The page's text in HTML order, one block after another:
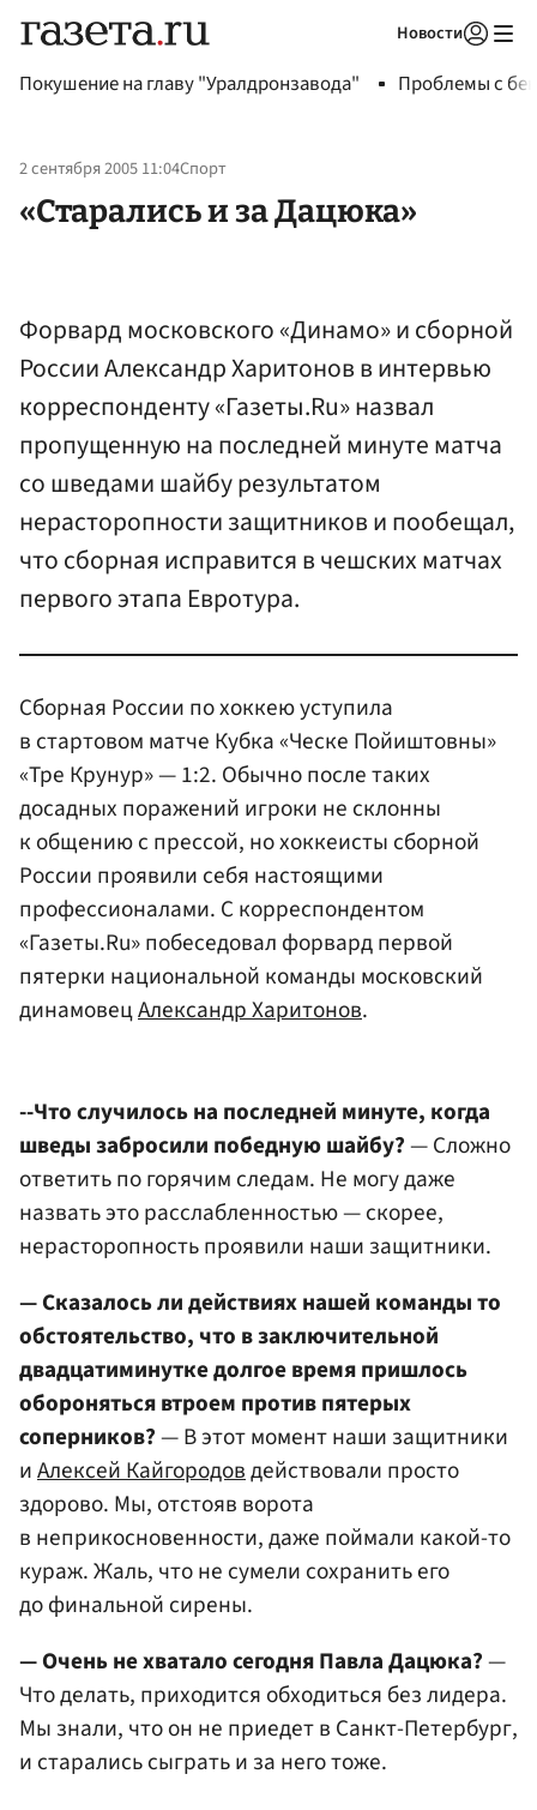
Новости
Покушение на главу "Уралдронзавода" Проблемы с
2 сентября 2005 11:04Спорт
«Старались и за Дацюка»
Форвард московского «Динамо» и сборной
России Александр Харитонов в интервью
корреспонденту «Газеты.Ru» назвал
пропущенную на последней минуте матча
со шведами шайбу результатом
нерасторопности защитников и пообещал,
что сборная исправится в чешских матчах
первого этапа Евротура.
Сборная России по хоккею уступила
в стартовом матче Кубка «Ческе Пойиштовны»
«Тре Крунур» — 1:2. Обычно после таких
досадных поражений игроки не склонны
к общению с прессой, но хоккеисты сборной
России проявили себя настоящими
профессионалами. С корреспондентом
«Газеты.Ru» побеседовал форвард первой
пятерки национальной команды московский
динамовецАлександр Харитонов.
--Что случилось на последней минуте, когда
шведы забросили победную шайбу?— Сложно
ответить по горячим следам. Не могу даже
назвать это расслабленностью — скорее,
нерасторопность проявили наши защитники.
— Сказалось ли действиях нашей команды то
обстоятельство, что в заключительной
двадцатиминутке долгое время пришлось
обороняться втроем против пятерых
соперников?— В этот момент наши защитники
иАлексей Кайгородовдействовали просто
здорово. Мы, отстояв ворота
в неприкосновенности, даже поймали какой-то
кураж. Жаль, что не сумели сохранить его
до финальной сирены.
— Очень не хватало сегодня Павла Дацюка?—
Что делать, приходится обходиться без лидера.
Мы знали, что он не приедет в Санкт-Петербург,
и старались сыграть и за него тоже.